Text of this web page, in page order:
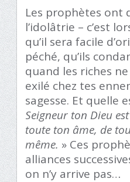
Les prophètes ont
l’idolâtrie – c’est
qu’il sera facile
péché, qu’ils
quand les riches
exilé chez tes
sagesse. Et quelle
Seigneur ton Dieu
toute ton âme, de
même. » Ces
alliances
on n’y arrive pas…